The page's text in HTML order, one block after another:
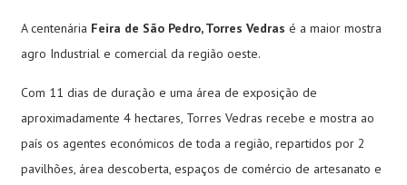
A centenária Feira de São Pedro, Torres Vedras é a maior mostra
agro Industrial e comercial da região oeste.
Com 11 dias de duração e uma área de exposição de
aproximadamente 4 hectares, Torres Vedras recebe e mostra ao
país os agentes económicos de toda a região, repartidos por 2
pavilhões, área descoberta, espaços de comércio de artesanato e